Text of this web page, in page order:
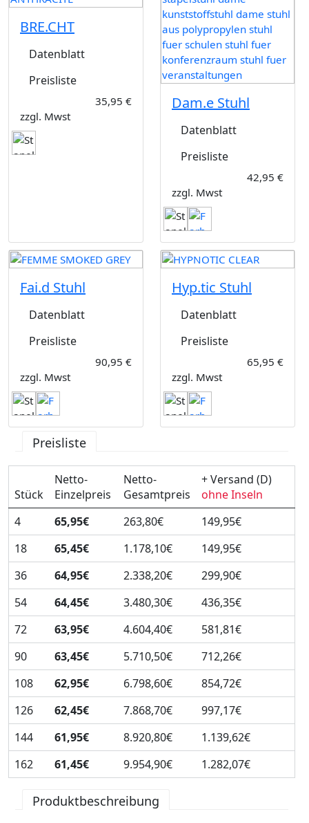
BRE.CHT
Datenblatt
Preisliste
35,95 €
zzgl. Mwst
Dam.e Stuhl
Datenblatt
Preisliste
42,95 €
zzgl. Mwst
Fai.d Stuhl
Datenblatt
Preisliste
90,95 €
zzgl. Mwst
Hyp.tic Stuhl
Datenblatt
Preisliste
65,95 €
zzgl. Mwst
Preisliste
Stück
Netto-
Einzelpreis
Netto-
Gesamtpreis
+ Versand (D)
ohne Inseln
4
65,95€ 263,80€
149,95€
18
65,45€ 1.178,10€
149,95€
36
64,95€ 2.338,20€
299,90€
54
64,45€ 3.480,30€
436,35€
72
63,95€ 4.604,40€
581,81€
90
63,45€ 5.710,50€
712,26€
108
62,95€ 6.798,60€
854,72€
126
62,45€ 7.868,70€
997,17€
144
61,95€ 8.920,80€
1.139,62€
162
61,45€ 9.954,90€ 1.282,07€
Produktbeschreibung